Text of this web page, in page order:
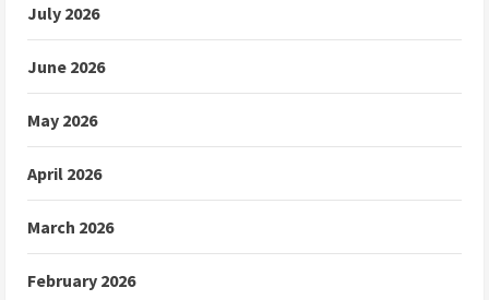
July 2026
June 2026
May 2026
April 2026
March 2026
February 2026